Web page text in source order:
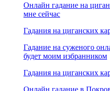
Онлайн гадание на
мне сейчас
Гадания на циганских
Гадание на суженого
будет моим избранником
Гадания на циганских
Онлайн гадание в